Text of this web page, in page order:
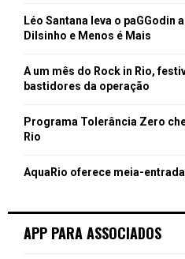
Léo Santana leva o paGGodin
Dilsinho e Menos é Mais
A um mês do Rock in Rio,
bastidores da operação
Programa Tolerância Zero
Rio
AquaRio oferece meia-
APP PARA ASSOCIADOS